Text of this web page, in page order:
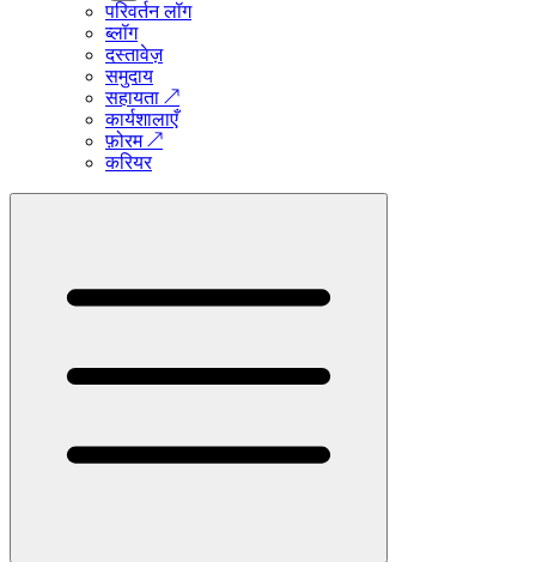
परिवर्तन लॉग
ब्लॉग
दस्तावेज़
समुदाय
सहायता ↗
कार्यशालाएँ
फ़ोरम↗
करियर